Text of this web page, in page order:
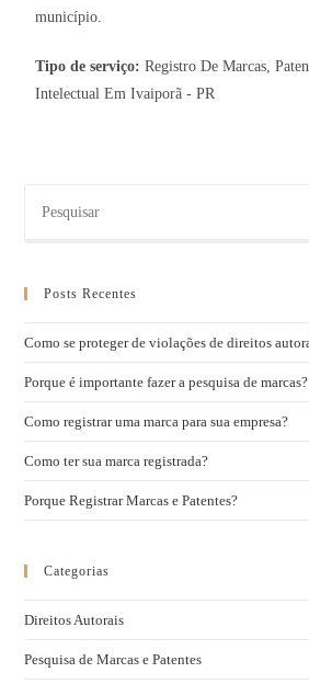
município.
Tipo de serviço:Registro De Marcas,
Intelectual Em Ivaiporã - PR
Posts Recentes
Como se proteger de violações de direitos
Porque é importante fazer a pesquisa de marcas?
Como registrar uma marca para sua empresa?
Como ter sua marca registrada?
Porque Registrar Marcas e Patentes?
Categorias
Direitos Autorais
Pesquisa de Marcas e Patentes